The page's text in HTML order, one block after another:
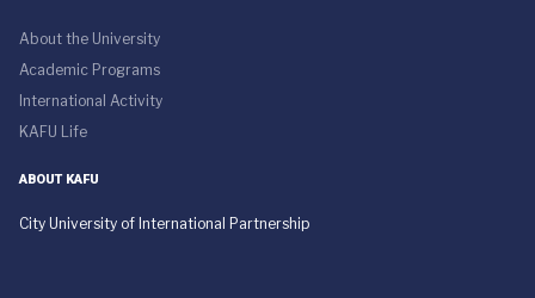
About the University
Academic Programs
International Activity
KAFU Life
ABOUT KAFU
City University of International Partnership